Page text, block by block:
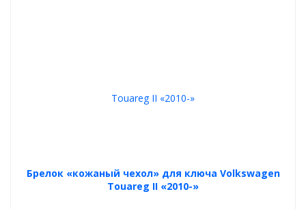
Брелок «кожаный чехол» для ключа Volkswagen
Touareg II «2010-»